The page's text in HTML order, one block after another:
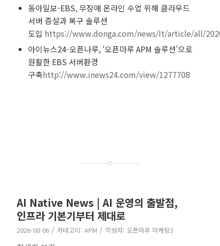
동아일보-EBS, 무장애 온라인 수업 위해 클라우드
서버 증설과 복구 솔루션
도입 https://www.donga.com/news/It/article/all/
아이뉴스24-오픈나루, ‘오픈마루 APM 솔루션’으로
원활한 EBS 서버환경
구축http://www.inews24.com/view/1277708
AI Native News | AI 운영의 출발점,
인프라 기본기부터 제대로
2026-08-06 / 카테고리: APM / 작성자: 오픈마루 마케팅3